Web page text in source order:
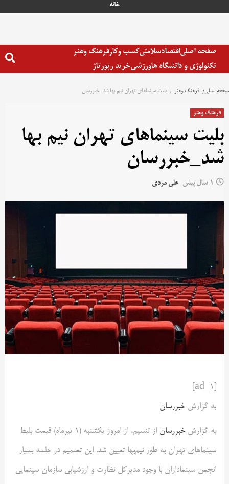
خانه
صفحه اصلیاقتصادسلامتیکسب وکارفرهنگ وهنر
تکنولوژی و دانشگاه هاورزشیخرید رپورتاژ
صفحه اصلی فرهنگ وهنر بلیت سینماهای تهران نیم بها شد_خبررسان
فرهنگ وهنر
بلیت سینماهای تهران نیم بها
شد_خبررسان
1 سال پیش علی مردی
به گزارش خبررسان
به گزارش خبررسان
از تنسیم، از امروز یکشنبه (1 تیرماه) قیمت بلیط
سینماهای تهران به طور نیم‌بها تعیین شد. این تصمیم در جلسه بسیار
انجمن سینماداران با وجود مدیرکل نظارت و ارزشیابی سازمان سینمایی